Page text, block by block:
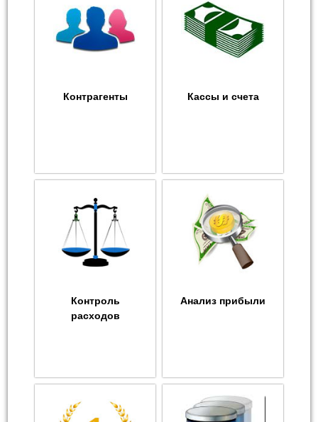
Контрагенты Кассы и счета
Контроль
расходов
Анализ прибыли